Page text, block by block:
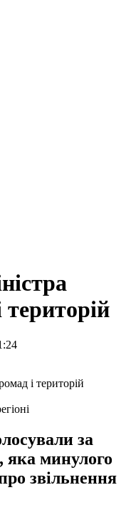
за
яка минулого
звільнення